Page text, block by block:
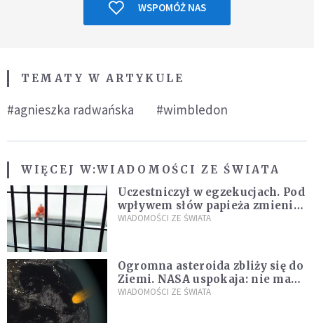
WSPOMÓŻ NAS
TEMATY W ARTYKULE
#agnieszka radwańska #wimbledon
WIĘCEJ W:WIADOMOŚCI ZE ŚWIATA
Uczestniczył w egzekucjach. Pod
wpływem słów papieża zmienił
zdanie
WIADOMOŚCI ZE ŚWIATA
Ogromna asteroida zbliży się do
Ziemi. NASA uspokaja: nie ma
zagrożenia
WIADOMOŚCI ZE ŚWIATA